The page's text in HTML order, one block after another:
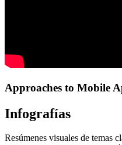
Approaches to Mobile
Infografías
Resúmenes visuales de temas